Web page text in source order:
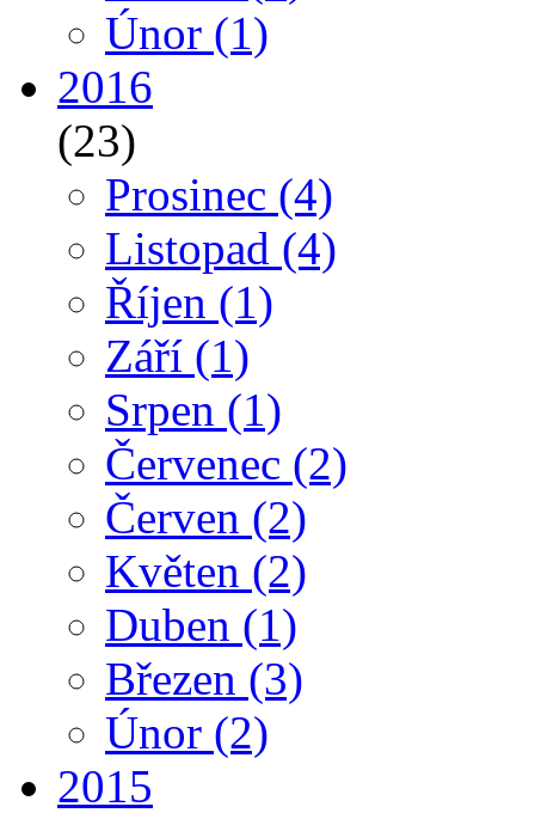
Únor (1)
2016
(23)
Prosinec (4)
Listopad (4)
Říjen (1)
Září (1)
Srpen (1)
Červenec (2)
Červen (2)
Květen (2)
Duben (1)
Březen (3)
Únor (2)
2015